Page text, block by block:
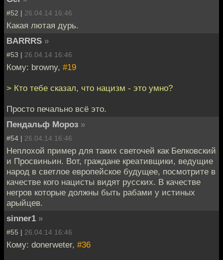
#52 | 26.04.14 16:46
Какая лютая дурь.
BARRRS »
#53 | 26.04.14 16:46
Кому: browny, #19
> Кто тебе сказал, что нацизм - это умно?
Просто печально всё это.
Пендальф Мороз »
#54 | 26.04.14 16:46
Неплохой пример для таких светочей как Белковский
и Просвиньин. Вот, граждане креативщики, ведущие
народ в светлое европейское будущее, посмотрите в
качестве кого нацисты видят русских. В качестве
негров которые должны быть рабами у истиных
арыйцев.
sinner1 »
#55 | 26.04.14 16:46
Кому: donerweter, #36